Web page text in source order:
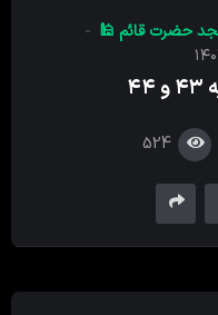
حضرت قائم 🕌
524